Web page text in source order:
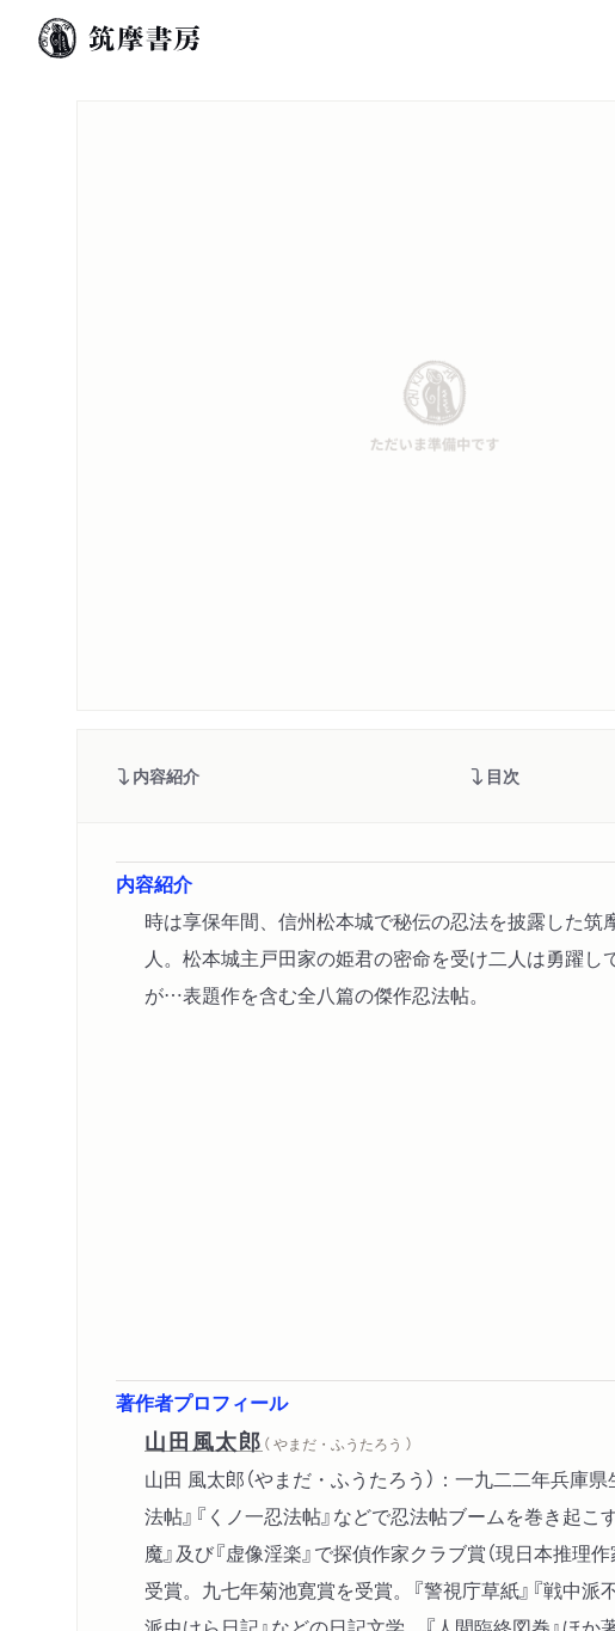
内容紹介 目次
内容紹介
時は享保年間、信州松本城で秘伝の忍法を披露した筑
人。松本城主戸田家の姫君の密命を受け二人は勇躍し
が…表題作を含む全八篇の傑作忍法帖。
著作者プロフィール
山田風太郎 （ やまだ・ふうたろう ）
山田 風太郎（やまだ・ふうたろう）：一九二二年兵庫県
法帖』『くノ一忍法帖』などで忍法帖ブームを巻き起こ
魔』及び『虚像淫楽』で探偵作家クラブ賞（現日本推理
受賞。九七年菊池寛賞を受賞。『警視庁草紙』『戦中派